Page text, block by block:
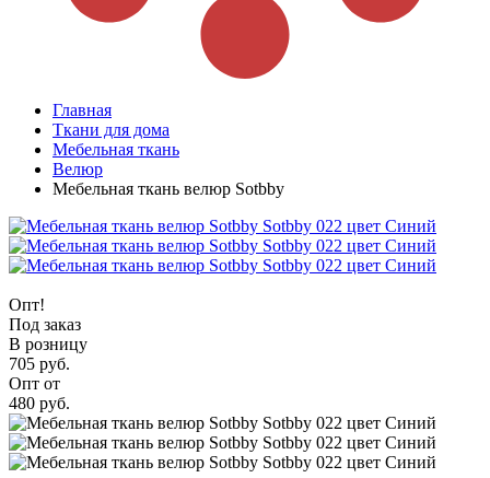
Главная
Ткани для дома
Мебельная ткань
Велюр
Мебельная ткань велюр Sotbby
Опт!
Под заказ
В розницу
705 руб.
Опт от
480 руб.